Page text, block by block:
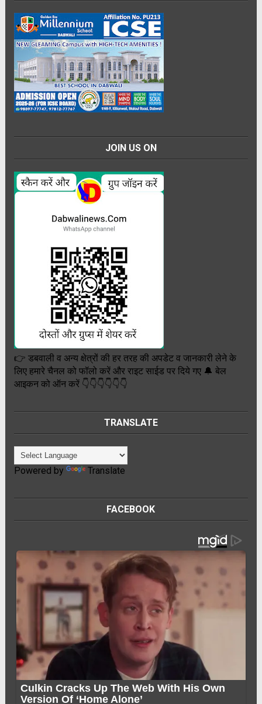
JOIN US ON
👉 डबवाली व अन्य क्षेत्रों की हर तरह की अपडेट व जानकारी लेने के
लिए हमारे चैनल को फॉलो करें और राइट साईड पर दिये गए 🔔 बेल
आइकन को ऑन करें 👇👇👇👇👇👇
TRANSLATE
Powered by Translate
FACEBOOK